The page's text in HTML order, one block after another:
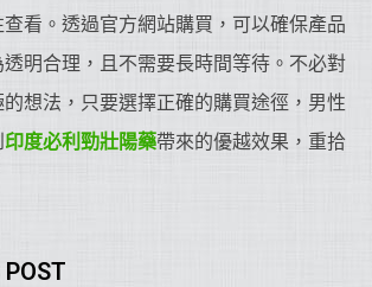
看。透過官方網站購買，可以確保產品
明合理，且不需要長時間等待。不必對
想法，只要選擇正確的購買途徑，男性
印度必利勁壯陽藥帶來的優越效果，重拾